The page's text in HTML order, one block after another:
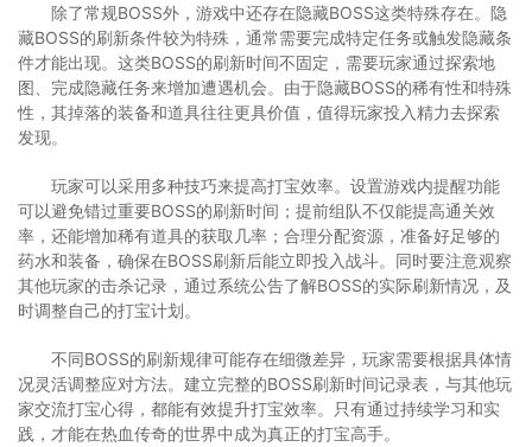
除了常规BOSS外，游戏中还存在隐藏BOSS这类特殊存在。隐
藏BOSS的刷新条件较为特殊，通常需要完成特定任务或触发隐藏条
件才能出现。这类BOSS的刷新时间不固定，需要玩家通过探索地
图、完成隐藏任务来增加遭遇机会。由于隐藏BOSS的稀有性和特殊
性，其掉落的装备和道具往往更具价值，值得玩家投入精力去探索
发现。
玩家可以采用多种技巧来提高打宝效率。设置游戏内提醒功能
可以避免错过重要BOSS的刷新时间；提前组队不仅能提高通关效
率，还能增加稀有道具的获取几率；合理分配资源，准备好足够的
药水和装备，确保在BOSS刷新后能立即投入战斗。同时要注意观察
其他玩家的击杀记录，通过系统公告了解BOSS的实际刷新情况，及
时调整自己的打宝计划。
不同BOSS的刷新规律可能存在细微差异，玩家需要根据具体情
况灵活调整应对方法。建立完整的BOSS刷新时间记录表，与其他玩
家交流打宝心得，都能有效提升打宝效率。只有通过持续学习和实
践，才能在热血传奇的世界中成为真正的打宝高手。